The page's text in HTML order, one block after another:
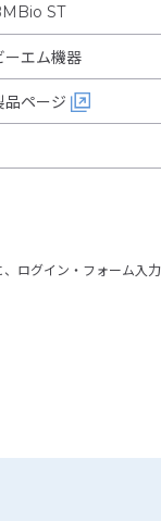
ST
ーエム機器
品ページ
ログイン・フォーム入